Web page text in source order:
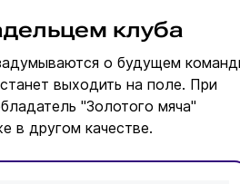
клуба
о будущем
выходить на поле. При
"Золотого мяча"
в другом качестве.